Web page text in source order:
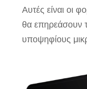
Αυτές είναι οι
θα επηρεάσουν
υποψηφίους